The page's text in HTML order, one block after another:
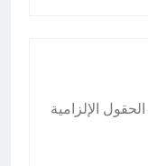
الحقول الإلزامية